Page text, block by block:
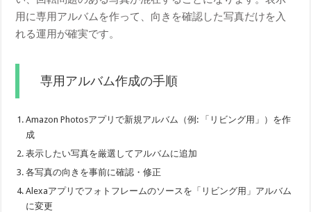
用に専用アルバムを作って、向きを確認した写真だけを入
れる運用が確実です。
専用アルバム作成の手順
Amazon Photosアプリで新規アルバム（例: 「リビング用」）を作
成
表示したい写真を厳選してアルバムに追加
各写真の向きを事前に確認・修正
Alexaアプリでフォトフレームのソースを「リビング用」アルバム
に変更